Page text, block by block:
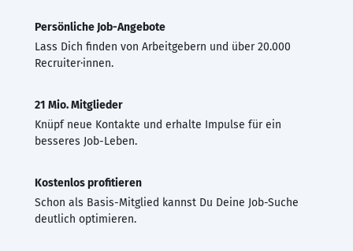
Persönliche Job-Angebote
Lass Dich finden von Arbeitgebern und über 20.000
Recruiter·innen.
21 Mio. Mitglieder
Knüpf neue Kontakte und erhalte Impulse für ein
besseres Job-Leben.
Kostenlos profitieren
Schon als Basis-Mitglied kannst Du Deine Job-Suche
deutlich optimieren.